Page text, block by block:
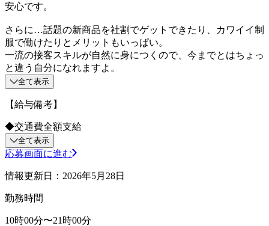
安心です。
さらに…話題の新商品を社割でゲットできたり、カワイイ制
服で働けたりとメリットもいっぱい。
一流の接客スキルが自然に身につくので、今までとはちょっ
と違う自分になれますよ。
全て表示
【給与備考】
◆交通費全額支給
全て表示
応募画面に進む
情報更新日：2026年5月28日
勤務時間
10時00分〜21時00分